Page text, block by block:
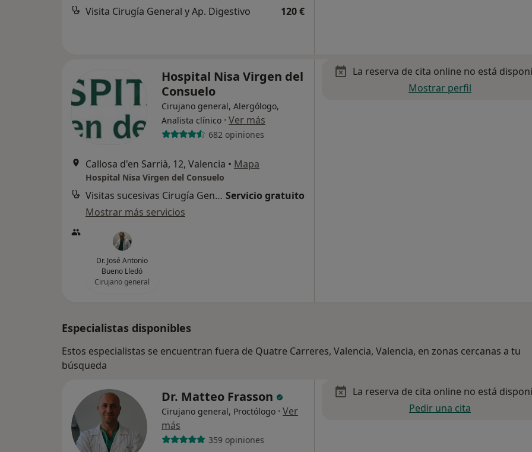
Visita Cirugía General y Ap. Digestivo 120 €
Hospital Nisa Virgen del
Consuelo
Cirujano general, Alergólogo,
Analista clínico · Ver más
682 opiniones
Callosa d'en Sarrià, 12, Valencia • Mapa
Hospital Nisa Virgen del Consuelo
Visitas sucesivas Cirugía General y Ap. Digestivo Servicio gratuito
Mostrar más servicios
Dr. José Antonio
Bueno Lledó
Cirujano general
La reserva de cita online no está
Mostrar perfil
Especialistas disponibles
Estos especialistas se encuentran fuera de Quatre Carreres, Valencia, Valencia, en zonas cercanas a tu
búsqueda
Dr. Matteo Frasson
Cirujano general, Proctólogo · Ver
más
359 opiniones
La reserva de cita online no está
Pedir una cita